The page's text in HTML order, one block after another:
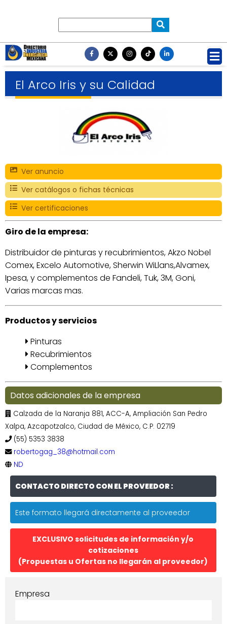
El Arco Iris y su Calidad
Ver anuncio
Ver catálogos o fichas técnicas
Ver certificaciones
Giro de la empresa:
Distribuidor de pinturas y recubrimientos, Akzo Nobel
Comex, Excelo Automotive, Sherwin WiLlans,Alvamex,
Ipesa, y complementos de Fandeli, Tuk, 3M, Goni,
Varias marcas mas.
Productos y servicios
Pinturas
Recubrimientos
Complementos
Datos adicionales de la empresa
Calzada de la Naranja 881, ACC-A, Ampliación San Pedro
Xalpa, Azcapotzalco, Ciudad de México, C.P. 02719
(55) 5353 3838
robertogag_38@hotmail.com
ND
CONTACTO DIRECTO CON EL PROVEEDOR :
Este formato llegará directamente al proveedor
EXCLUSIVO solicitudes de información y/o
cotizaciones
(Propuestas u Ofertas no llegarán al proveedor)
Empresa